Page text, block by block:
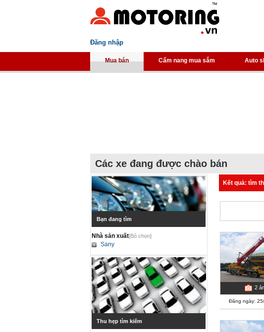
Đăng nhập
Mua bán Cẩm nang mua sắm Auto
Các xe đang được chào bán
Bạn đang tìm
Nhà sản xuất[Bỏ chọn]
Sany
Thu hẹp tìm kiếm
Kết quả: tìm
2
Đăng ngày: